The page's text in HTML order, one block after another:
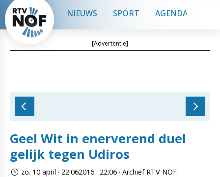
NIEUWS SPORT AGENDA
[Advertentie]
Geel Wit in enerverend duel
gelijk tegen Udiros
zo. 10 april · 22:062016 · 22:06 · Archief RTV NOF